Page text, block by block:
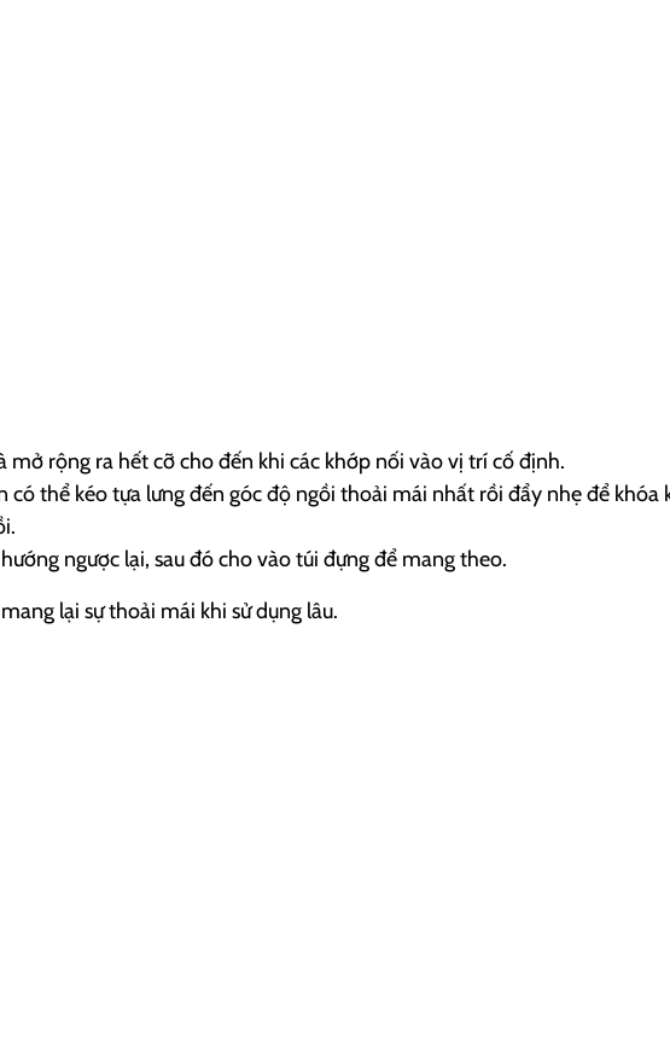
rộng ra hết cỡ cho đến khi các khớp nối vào vị trí cố định.
thể kéo tựa lưng đến góc độ ngồi thoải mái nhất rồi đẩy nhẹ để khóa
ngược lại, sau đó cho vào túi đựng để mang theo.
lại sự thoải mái khi sử dụng lâu.